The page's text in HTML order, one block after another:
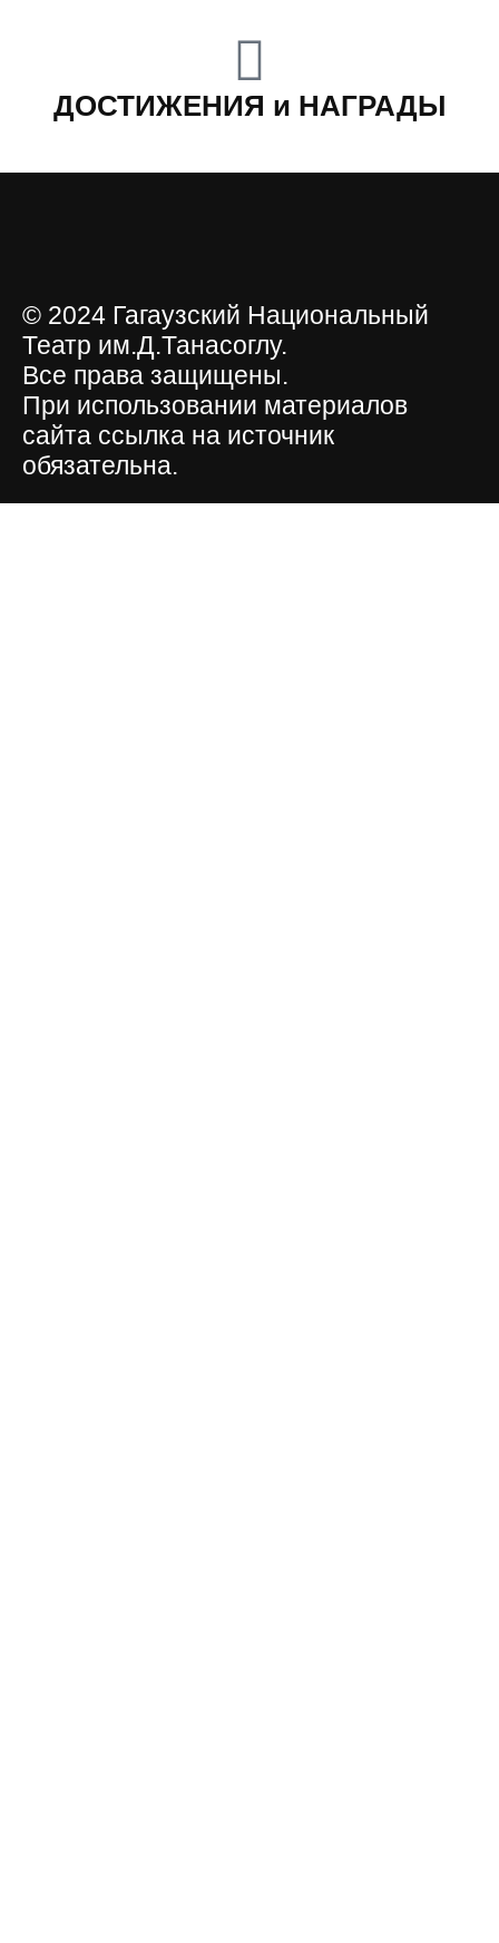
ДОСТИЖЕНИЯ и НАГРАДЫ
© 2024 Гагаузский Национальный
Театр им.Д.Танасоглу.
Все права защищены.
При использовании материалов
сайта ссылка на источник
обязательна.